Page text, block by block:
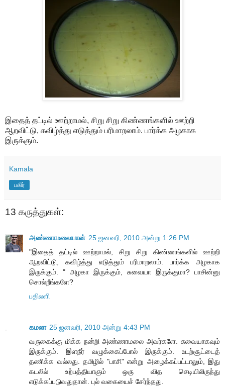
இதைத் தட்டில் ஊற்றாமல், சிறு சிறு கிண்ணங்களில் ஊற்றி
ஆறவிட்டு, கவிழ்த்து எடுத்தும் பரிமாறலாம். பார்க்க அழகாக
இருக்கும்.
Kamala
பகிர்
13 கருத்துகள்:
அண்ணாமலையான் 25 ஜனவரி, 2010 அன்று 1:26 PM
"இதைத் தட்டில் ஊற்றாமல், சிறு சிறு கிண்ணங்களில் ஊற்றி
ஆறவிட்டு, கவிழ்த்து எடுத்தும் பரிமாறலாம். பார்க்க அழகாக
இருக்கும். " அழகா இருக்கும், சுவையா இருக்குமா? பாசின்னு
சொல்றீங்களே?
பதிலளி
கமலா 25 ஜனவரி, 2010 அன்று 4:43 PM
வருகைக்கு மிக்க நன்றி அண்ணாமலை அவர்களே. சுவையாகவும்
இருக்கும். இளநீர் வழுக்கைப்போல் இருக்கும். உடற்சூட்டைத்
தணிக்க வல்லது. தமிழில் "பாசி" என்று அழைக்கப்பட்டாலும், இது
கடலில் உற்பத்தியாகும் ஒரு வித செடியிலிருந்து
எடுக்கப்படுவதுதான். புல் வகையைச் சேர்ந்தது.